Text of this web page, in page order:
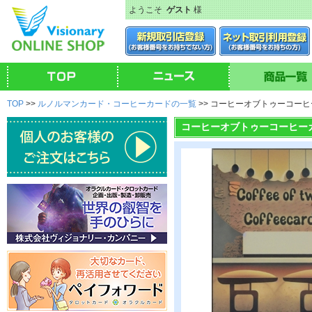
ようこそゲスト様
TOP >> ルノルマンカード・コーヒーカードの一覧 >> コーヒーオブトゥーコー
コーヒーオブトゥーコーヒー